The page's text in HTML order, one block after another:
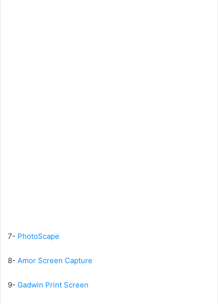
7- PhotoScape
8- Amor Screen Capture
9- Gadwin Print Screen